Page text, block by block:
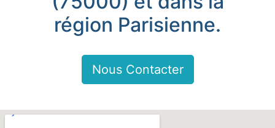
région Parisienne.
Nous Contacter